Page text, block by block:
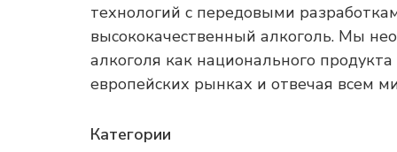
технологий с передовыми
высококачественный алкоголь. Мы
алкоголя как национального
европейских рынках и отвечая всем
Категории